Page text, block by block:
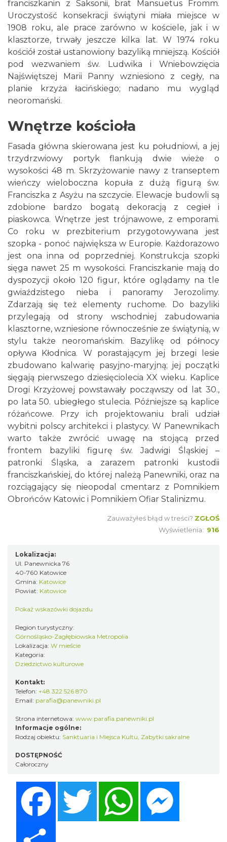
franciszkanin z Saksonii, brat Mansuetus Fromm.
Uroczystość konsekracji świątyni miała miejsce w
1908 roku, ale prace zarówno w kościele, jak i w
klasztorze, trwały jeszcze kilka lat. W 1974 roku
kościół został ustanowiony bazyliką mniejszą. Kościół
pod wezwaniem św. Ludwika i Wniebowzięcia
Najświętszej Marii Panny wzniesiono z cegły, na
planie krzyża łacińskiego; nadano mu wygląd
neoromański.
Wnętrze kościoła
Fasada główna skierowana jest ku południowi, a jej
trzydrzwiowy portyk flankują dwie wieże o
wysokości 48 m. Skrzyżowanie nawy z transeptem
wieńczy wieloboczna kopuła z dużą figurą św.
Franciszka z Asyżu na szczycie. Elewacje budowli są
zdobione bardzo bogatą dekoracją z cegieł i
piaskowca. Wnętrze jest trójnawowe, z emporami.
Co roku w prezbiterium przygotowywana jest
szopka - ponoć największa w Europie. Każdorazowo
jest ona inna od poprzedniej. Konstrukcja szopki
sięga nawet 25 m wysokości. Franciszkanie mają do
dyspozycji około 120 figur, które oglądamy na tle
gwiaździstego nieba i panoramy Jerozolimy.
Zdarzają się też elementy ruchome. Do bazyliki
przylegają od strony wschodniej zabudowania
klasztorne, wzniesione równocześnie ze świątynią, w
stylu także neoromańskim. Bazylikę od północy
opływa Kłodnica. W porastającym jej brzegi lesie
zbudowano kalwarię pasyjno-maryjną; jej początki
sięgają pierwszego dziesięciolecia XX wieku. Kaplice
Drogi Krzyżowej powstawały począwszy od lat 30.,
po lata 50. ubiegłego stulecia. Późniejsze są kaplice
różańcowe. Przy ich projektowaniu brali udział
wybitni polscy architekci i plastycy. W Panewnikach
warto także zwrócić uwagę na stojącą przed
frontem bazyliki figurę św. Jadwigi Śląskiej –
patronki Śląska, a zarazem patronki kustodii
franciszkańskiej, do której należą Panewniki, oraz na
rozciągający się nieopodal cmentarz z Pomnikiem
Obrońców Katowic i Pomnikiem Ofiar Stalinizmu.
Zauważyłeś błąd w treści? ZGŁOŚ
Wyświetlenia: 916
Lokalizacja:
Ul. Panewnicka 76
40-760 Katowice
Gmina: Katowice
Powiat: Katowice
Pokaż wskazówki dojazdu
Region turystyczny:
Górnośląsko-Zagłębiowska Metropolia
Lokalizacja: W mieście
Kategoria:
Dziedzictwo kulturowe
Kontakt:
Telefon: +48 322 526 870
Email: parafia@panewniki.pl
Strona internetowa: www.parafia.panewniki.pl
Informacje ogólne:
Rodzaj obiektu: Sanktuaria i Miejsca Kultu, Zabytki sakralne
DOSTĘPNOŚĆ
Całoroczny
Twitter WhatsApp